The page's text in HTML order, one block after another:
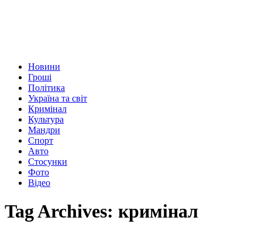
Новини
Гроші
Політика
Україна та світ
Кримінал
Культура
Мандри
Спорт
Авто
Стосунки
Фото
Відео
Tag Archives: кримінал